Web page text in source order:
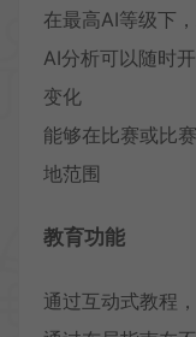
在最高AI等级下
AI分析可以随时
变化
能够在比赛或比
地范围
教育功能
通过互动式教程